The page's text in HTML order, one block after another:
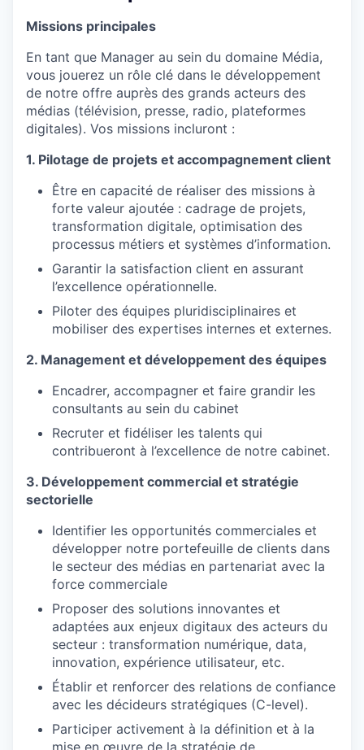
WHY INSIGHT?
Missions principales
En tant que Manager au sein du domaine Média,
vous jouerez un rôle clé dans le développement
de notre offre auprès des grands acteurs des
médias (télévision, presse, radio, plateformes
digitales). Vos missions incluront :
1. Pilotage de projets et accompagnement client
Être en capacité de réaliser des missions à
forte valeur ajoutée : cadrage de projets,
transformation digitale, optimisation des
processus métiers et systèmes d’information.
Garantir la satisfaction client en assurant
l’excellence opérationnelle.
Piloter des équipes pluridisciplinaires et
mobiliser des expertises internes et externes.
2. Management et développement des équipes
Encadrer, accompagner et faire grandir les
consultants au sein du cabinet
Recruter et fidéliser les talents qui
contribueront à l’excellence de notre cabinet.
3. Développement commercial et stratégie
sectorielle
Identifier les opportunités commerciales et
développer notre portefeuille de clients dans
le secteur des médias en partenariat avec la
force commerciale
Proposer des solutions innovantes et
adaptées aux enjeux digitaux des acteurs du
secteur : transformation numérique, data,
innovation, expérience utilisateur, etc.
Établir et renforcer des relations de confiance
avec les décideurs stratégiques (C-level).
Participer activement à la définition et à la
mise en œuvre de la stratégie de